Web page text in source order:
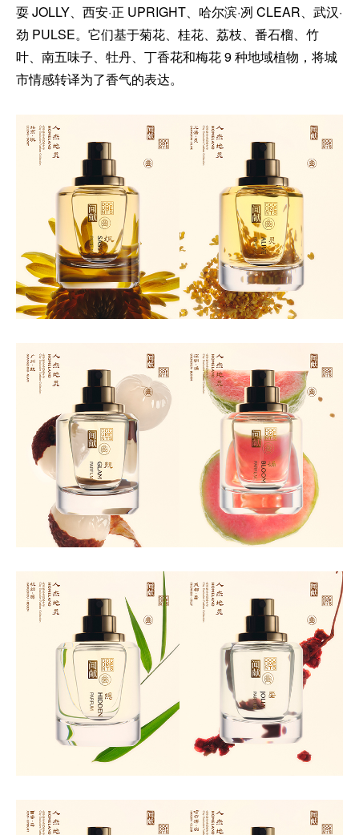
耍 JOLLY、西安·正 UPRIGHT、哈尔滨·冽 CLEAR、武汉·
劲 PULSE。它们基于菊花、桂花、荔枝、番石榴、竹
叶、南五味子、牡丹、丁香花和梅花 9 种地域植物，将城
市情感转译为了香气的表达。